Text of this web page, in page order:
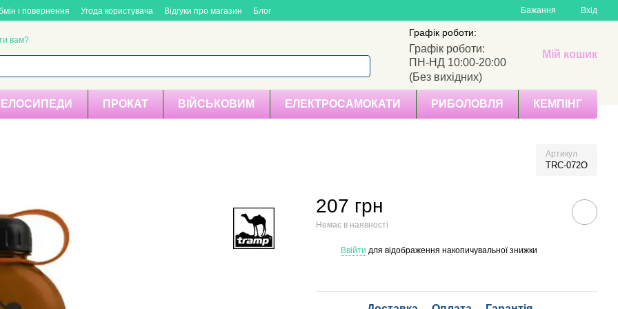
і повернення Угода користувача Відгуки про магазин Блог Бажання Вхід
вам?
Графік роботи:
Графік роботи:
ПН-НД 10:00-20:00
(Без вихідних)
Мій кошик
ПРОКАТ ВІЙСЬКОВИМ ЕЛЕКТРОСАМОКАТИ РИБОЛОВЛЯ КЕМПІНГ
Артикул
TRC-072O
207 грн
Немає в наявності
Ввійти для відображення накопичувальної знижки